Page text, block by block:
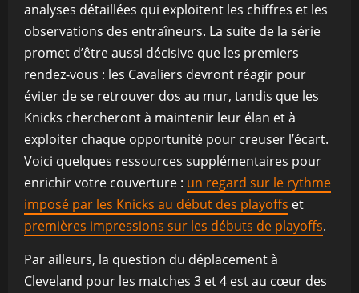
analyses détaillées qui exploitent les chiffres et les
observations des entraîneurs. La suite de la série
promet d’être aussi décisive que les premiers
rendez-vous : les Cavaliers devront réagir pour
éviter de se retrouver dos au mur, tandis que les
Knicks chercheront à maintenir leur élan et à
exploiter chaque opportunité pour creuser l’écart.
Voici quelques ressources supplémentaires pour
enrichir votre couverture : un regard sur le rythme
imposé par les Knicks au début des playoffs et
premières impressions sur les débuts de playoffs.
Par ailleurs, la question du déplacement à
Cleveland pour les matches 3 et 4 est au cœur des